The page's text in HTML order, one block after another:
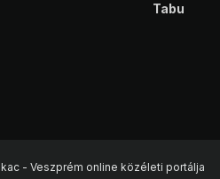
Tabu
- Veszprém online közéleti portálja